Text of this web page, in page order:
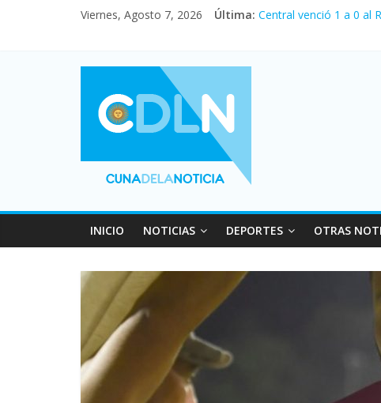
Viernes, Agosto 7, 2026 Última: Central venció 1 a 0 al
Vacaciones de
Fuerte caída de la
INICIO NOTICIAS DEPORTES OTRAS